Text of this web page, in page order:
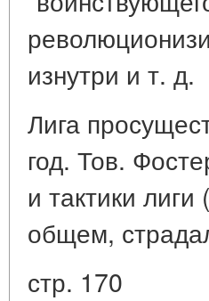
изнутри и т. д.
Лига
год. Тов.
и тактики
общем,
стр. 170